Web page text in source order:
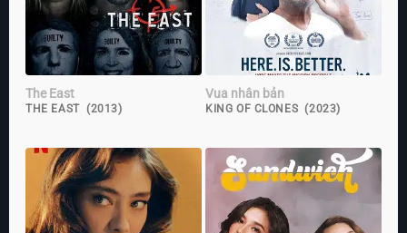
The East
THE EAST (2013)
Vua nhân bản
KING OF CLONES (2023)